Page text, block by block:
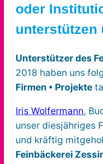
oder
unterstützen
Unterstützer des
2018 haben uns
Firmen • Projekte
Iris Wolfermann,
unser diesjähriges
und kräftig
Feinbäckerei